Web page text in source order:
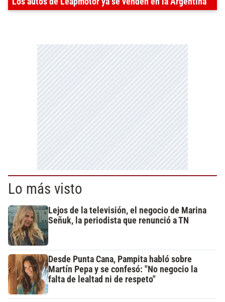
Lo más visto
Lejos de la televisión, el negocio de Marina
Señuk, la periodista que renunció a TN
Desde Punta Cana, Pampita habló sobre
Martín Pepa y se confesó: "No negocio la
falta de lealtad ni de respeto"